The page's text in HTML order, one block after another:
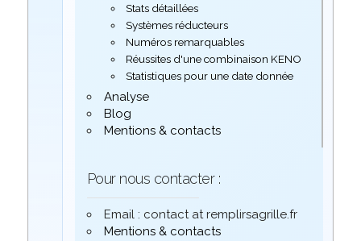
Stats détaillées
Systèmes réducteurs
Numéros remarquables
Réussites d'une combinaison KENO
Statistiques pour une date donnée
Analyse
Blog
Mentions & contacts
Pour nous contacter :
Email : contact at remplirsagrille.fr
Mentions & contacts